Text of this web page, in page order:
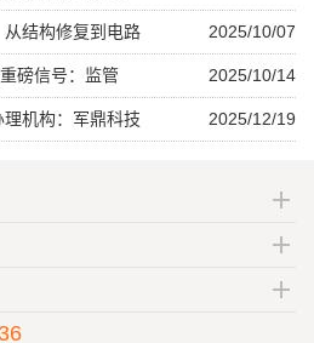
2025/10/07
结构修复到电路
2025/10/14
磅信号：监管
2025/12/19
机构：军鼎科技